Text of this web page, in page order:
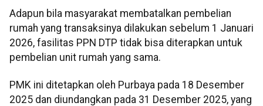
Adapun bila masyarakat membatalkan pembelian
rumah yang transaksinya dilakukan sebelum 1 Januari
2026, fasilitas PPN DTP tidak bisa diterapkan untuk
pembelian unit rumah yang sama.
PMK ini ditetapkan oleh Purbaya pada 18 Desember
2025 dan diundangkan pada 31 Desember 2025, yang